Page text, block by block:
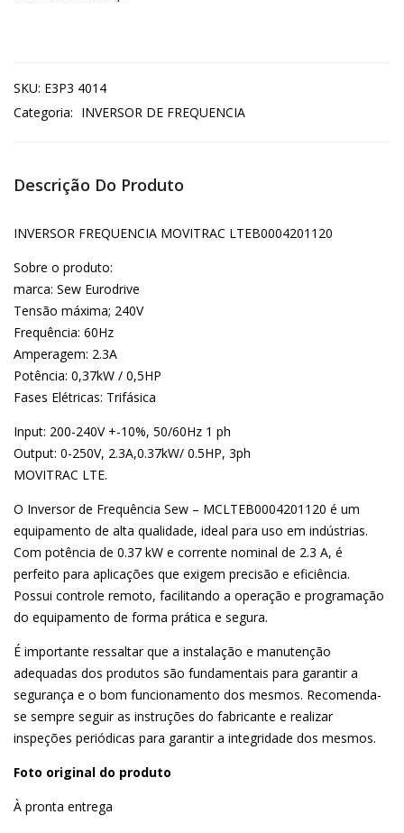
SKU: E3P3 4014
Categoria: INVERSOR DE FREQUENCIA
Descrição Do Produto
INVERSOR FREQUENCIA MOVITRAC LTEB0004201120
Sobre o produto:
marca: Sew Eurodrive
Tensão máxima; 240V
Frequência: 60Hz
Amperagem: 2.3A
Potência: 0,37kW / 0,5HP
Fases Elétricas: Trifásica
Input: 200-240V +-10%, 50/60Hz 1 ph
Output: 0-250V, 2.3A,0.37kW/ 0.5HP, 3ph
MOVITRAC LTE.
O Inversor de Frequência Sew – MCLTEB0004201120 é um
equipamento de alta qualidade, ideal para uso em indústrias.
Com potência de 0.37 kW e corrente nominal de 2.3 A, é
perfeito para aplicações que exigem precisão e eficiência.
Possui controle remoto, facilitando a operação e programação
do equipamento de forma prática e segura.
É importante ressaltar que a instalação e manutenção
adequadas dos produtos são fundamentais para garantir a
segurança e o bom funcionamento dos mesmos. Recomenda-
se sempre seguir as instruções do fabricante e realizar
inspeções periódicas para garantir a integridade dos mesmos.
Foto original do produto
À pronta entrega